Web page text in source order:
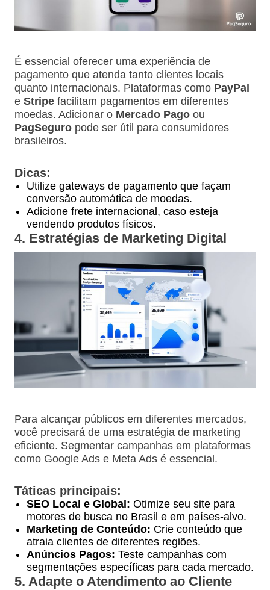
É essencial oferecer uma experiência de
pagamento que atenda tanto clientes locais
quanto internacionais. Plataformas como PayPal
e Stripefacilitam pagamentos em diferentes
moedas. Adicionar o Mercado Pagoou
PagSeguropode ser útil para consumidores
brasileiros.
Dicas:
Utilize gateways de pagamento que façam
conversão automática de moedas.
Adicione frete internacional, caso esteja
vendendo produtos físicos.
4. Estratégias de Marketing Digital
Para alcançar públicos em diferentes mercados,
você precisará de uma estratégia de marketing
eficiente. Segmentar campanhas em plataformas
como Google Ads e Meta Ads é essencial.
Táticas principais:
SEO Local e Global: Otimize seu site para
motores de busca no Brasil e em países-alvo.
Marketing de Conteúdo: Crie conteúdo que
atraia clientes de diferentes regiões.
Anúncios Pagos: Teste campanhas com
segmentações específicas para cada mercado.
5. Adapte o Atendimento ao Cliente